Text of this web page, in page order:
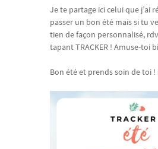
Je te partage ici celui que j’ai
passer un bon été mais si tu
tien de façon personnalisé,
tapant TRACKER ! Amuse-toi
Bon été et prends soin de toi !